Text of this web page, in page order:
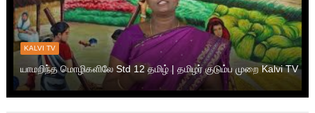
KALVI TV
யாமறிந்த மொழிகளிலே Std 12 தமிழ் | தமிழர் குடும்ப முறை Kalvi TV